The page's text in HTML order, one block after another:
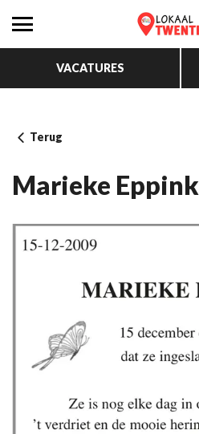
VACATURES
Terug
Marieke Eppink